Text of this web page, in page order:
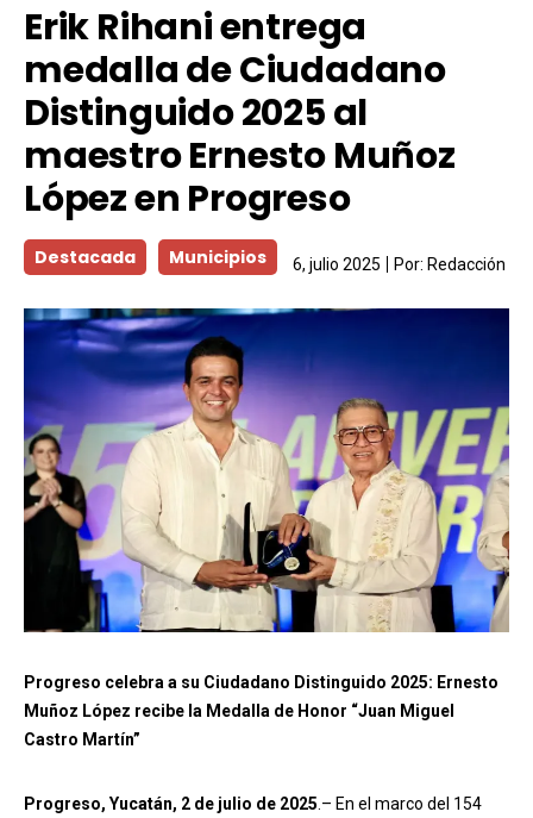
Erik Rihani entrega
medalla de Ciudadano
Distinguido 2025 al
maestro Ernesto Muñoz
López en Progreso
Destacada Municipios 6, julio 2025 Por: Redacción
Progreso celebra a su Ciudadano Distinguido 2025: Ernesto
Muñoz López recibe la Medalla de Honor “Juan Miguel
Castro Martín”
Progreso, Yucatán, 2 de julio de 2025 .– En el marco del 154